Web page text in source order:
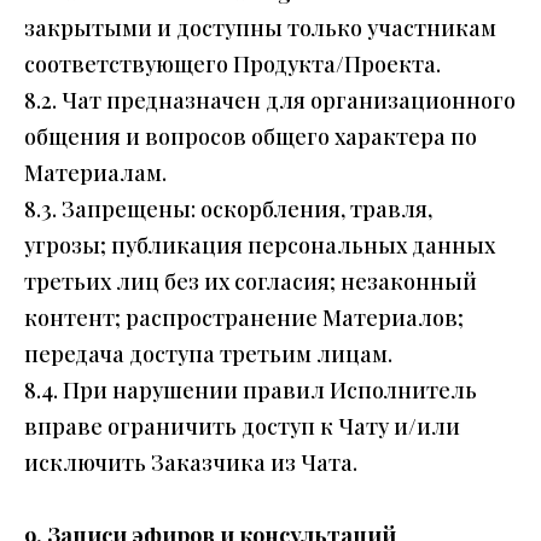
закрытыми и доступны только участникам
соответствующего Продукта/Проекта.
8.2. Чат предназначен для организационного
общения и вопросов общего характера по
Материалам.
8.3. Запрещены: оскорбления, травля,
угрозы; публикация персональных данных
третьих лиц без их согласия; незаконный
контент; распространение Материалов;
передача доступа третьим лицам.
8.4. При нарушении правил Исполнитель
вправе ограничить доступ к Чату и/или
исключить Заказчика из Чата.
9. Записи эфиров и консультаций